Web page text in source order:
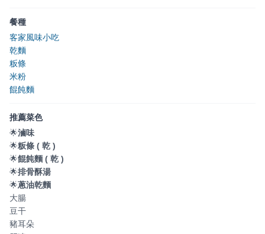
餐種
客家風味小吃
乾麵
粄條
米粉
餛飩麵
推薦菜色
🌟滷味
🌟粄條 ( 乾 )
🌟餛飩麵 ( 乾 )
🌟排骨酥湯
🌟蔥油乾麵
大腸
豆干
豬耳朵